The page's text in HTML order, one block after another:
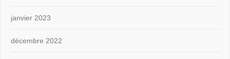
janvier 2023
décembre 2022